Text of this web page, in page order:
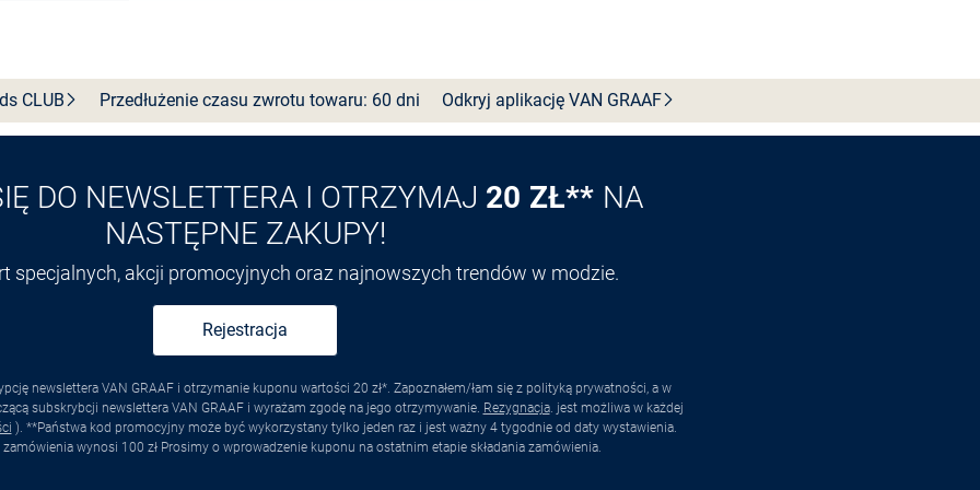
CLUB Przedłużenie czasu zwrotu towaru: 60 dni Odkryj aplikację VAN GRAAF
DO NEWSLETTERA I OTRZYMAJ 20 ZŁ** NA
NASTĘPNE ZAKUPY!
specjalnych, akcji promocyjnych oraz najnowszych trendów w modzie.
Rejestracja
newslettera VAN GRAAF i otrzymanie kuponu wartości 20 zł*. Zapoznałem/łam się z polityką prywatności, a w
subskrybcji newslettera VAN GRAAF i wyrażam zgodę na jego otrzymywanie. Rezygnacja. jest możliwa w każdej
). **Państwa kod promocyjny może być wykorzystany tylko jeden raz i jest ważny 4 tygodnie od daty wystawienia.
wynosi 100 zł Prosimy o wprowadzenie kuponu na ostatnim etapie składania zamówienia.